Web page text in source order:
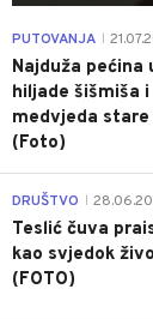
PUTOVANJA
Najduža pećina
hiljade šišmiša
medvjeda
(Foto)
DRUŠTVO
Teslić čuva
kao svjedok
(FOTO)